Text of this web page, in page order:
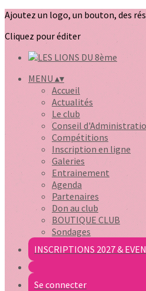
Ajoutez un logo, un bouton, des
Cliquez pour éditer
MENU▴▾
Accueil
Actualités
Le club
Conseil
Compétitions
Inscription en ligne
Galeries
Entrainement
Agenda
Partenaires
Don au club
BOUTIQUE CLUB
Sondages
INSCRIPTIONS 2027 &
Se connecter